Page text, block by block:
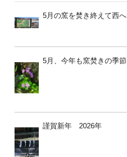
5月の窯を焚き終えて西へ
5月、今年も窯焚きの季節
謹賀新年 2026年